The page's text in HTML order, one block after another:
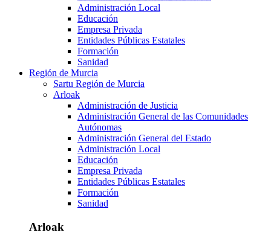
Administración Local
Educación
Empresa Privada
Entidades Públicas Estatales
Formación
Sanidad
Región de Murcia
Sartu Región de Murcia
Arloak
Administración de Justicia
Administración General de las Comunidades
Autónomas
Administración General del Estado
Administración Local
Educación
Empresa Privada
Entidades Públicas Estatales
Formación
Sanidad
Arloak